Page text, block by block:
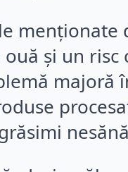
și un risc
majoră